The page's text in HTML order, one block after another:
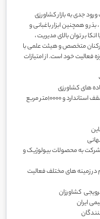
از سال 1386 با هدف ورود جدی به بازار کشاورزی
و همچنین ابزار باغبانی و
بر توان بالای مدیریت ،
متخصص و هیئت علمی با
خود است. از امتیازات
های کشاورزی
در اختیار داشتن بیش از 7000 متر مربع مسقف استاندارد و 10000متر مربع
به محصولات بیولوژیک و
زمینه های مختلف فعالیت
کشاورزان
ایران